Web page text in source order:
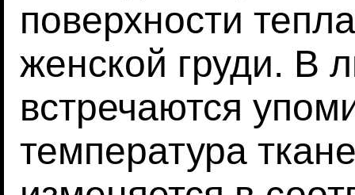
поверхности
женской груди. В
встречаются
температура